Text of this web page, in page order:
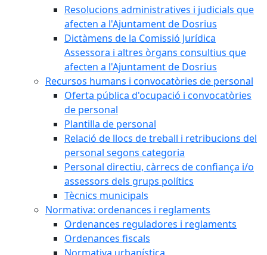
Resolucions administratives i judicials que
afecten a l'Ajuntament de Dosrius
Dictàmens de la Comissió Jurídica
Assessora i altres òrgans consultius que
afecten a l'Ajuntament de Dosrius
Recursos humans i convocatòries de personal
Oferta pública d'ocupació i convocatòries
de personal
Plantilla de personal
Relació de llocs de treball i retribucions del
personal segons categoria
Personal directiu, càrrecs de confiança i/o
assessors dels grups polítics
Tècnics municipals
Normativa: ordenances i reglaments
Ordenances reguladores i reglaments
Ordenances fiscals